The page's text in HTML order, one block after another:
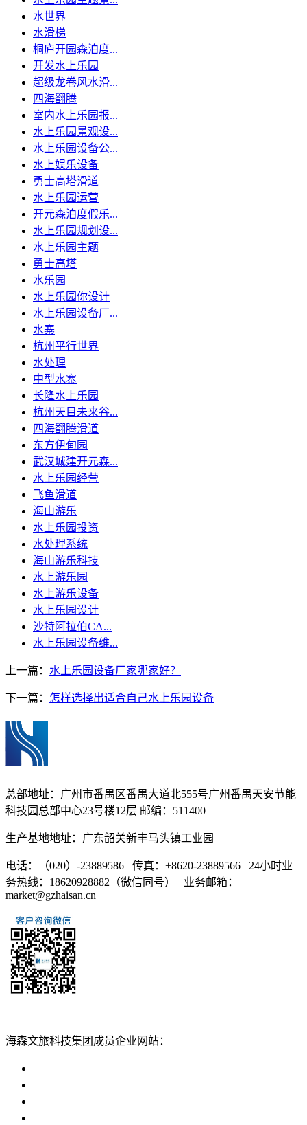
水世界
水滑梯
桐庐开园森泊度...
开发水上乐园
超级龙卷风水滑...
四海翻腾
室内水上乐园报...
水上乐园景观设...
水上乐园设备公...
水上娱乐设备
勇士高塔滑道
水上乐园运营
开元森泊度假乐...
水上乐园规划设...
水上乐园主题
勇士高塔
水乐园
水上乐园你设计
水上乐园设备厂...
水寨
杭州平行世界
水处理
中型水寨
长隆水上乐园
杭州天目未来谷...
四海翻腾滑道
东方伊甸园
武汉城建开元森...
水上乐园经营
飞鱼滑道
海山游乐
水上乐园投资
水处理系统
海山游乐科技
水上游乐园
水上游乐设备
水上乐园设计
沙特阿拉伯CA...
水上乐园设备维...
上一篇： 水上乐园设备厂家哪家好？
下一篇： 怎样选择出适合自己水上乐园设备
总部地址：广州市番禺区番禺大道北555号广州番禺天安节能
科技园总部中心23号楼12层 邮编：511400
生产基地地址：广东韶关新丰马头镇工业园
电话：（020）-23889586 传真：+8620-23889566 24小时业
务热线：18620928882（微信同号） 业务邮箱：
market@gzhaisan.cn
海森文旅科技集团成员企业网站：